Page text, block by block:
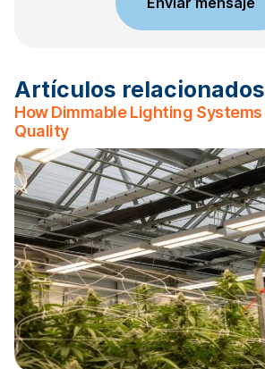
Artículos relacionados
How Dimmable Lighting
Quality